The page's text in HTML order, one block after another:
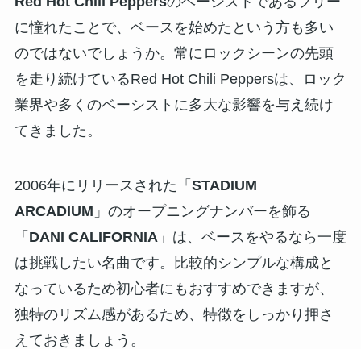
に憧れたことで、ベースを始めたという方も多い
のではないでしょうか。常にロックシーンの先頭
を走り続けているRed Hot Chili Peppersは、ロック
業界や多くのベーシストに多大な影響を与え続け
てきました。
2006年にリリースされた「 STADIUM
ARCADIUM 」のオープニングナンバーを飾る
「 DANI CALIFORNIA 」は、ベースをやるなら一度
は挑戦したい名曲です。比較的シンプルな構成と
なっているため初心者にもおすすめできますが、
独特のリズム感があるため、特徴をしっかり押さ
えておきましょう。